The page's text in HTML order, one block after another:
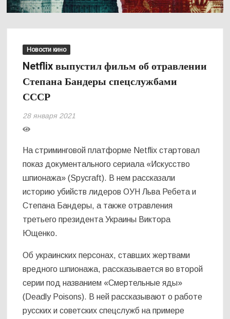
Новости кино
Netflix выпустил фильм об отравлении
Степана Бандеры спецслужбами
СССР
28 января 2021
На стриминговой платформе Netflix стартовал
показ документального сериала «Искусство
шпионажа» (Spycraft). В нем рассказали
историю убийств лидеров ОУН Льва Ребета и
Степана Бандеры, а также отравления
третьего президента Украины Виктора
Ющенко.
Об украинских персонах, ставших жертвами
вредного шпионажа, рассказывается во второй
серии под названием «Смертельные яды»
(Deadly Poisons). В ней рассказывают о работе
русских и советских спецслужб на примере